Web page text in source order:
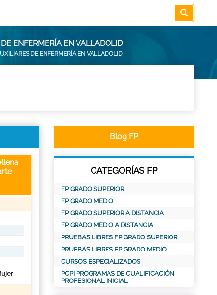
ENFERMERÍA EN VALLADOLID
DE ENFERMERÍA EN VALLADOLID
Blog FP
CATEGORÍAS FP
FP GRADO SUPERIOR
FP GRADO MEDIO
FP GRADO SUPERIOR A DISTANCIA
FP GRADO MEDIO A DISTANCIA
PRUEBAS LIBRES FP GRADO SUPERIOR
PRUEBAS LIBRES FP GRADO MEDIO
CURSOS ESPECIALIZADOS
PCPI PROGRAMAS DE CUALIFICACIÓN
PROFESIONAL INICIAL